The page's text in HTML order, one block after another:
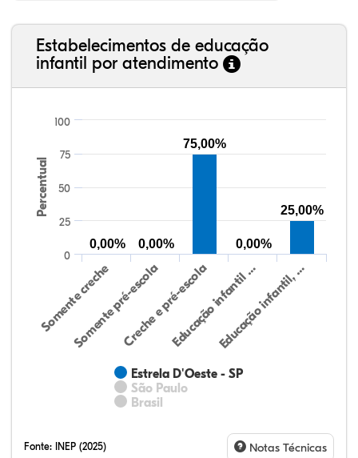
Estabelecimentos de educação
infantil por atendimento
Percentual
Estrela D'Oeste - SP
São Paulo
Brasil
Somente creche
Somente pré-escolaCreche e pré-escolaEducação infantil …
Educação infantil, …
0
25
50
75
100
0,00% 0,00%
75,00%
0,00%
25,00%
Fonte: INEP (2025) Notas Técnicas